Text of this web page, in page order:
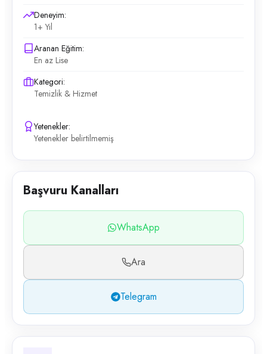
Deneyim:
1+ Yıl
Aranan Eğitim:
En az Lise
Kategori:
Temizlik & Hizmet
Yetenekler:
Yetenekler belirtilmemiş
Başvuru Kanalları
WhatsApp
Ara
Telegram